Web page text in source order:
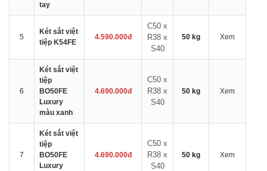
tay
5
Két sắt việt
tiệp K54FE
4.590.000đ
C50 x
R38 x
S40
50 kg Xem
6
Két sắt việt
tiệp
BO50FE
Luxury
màu xanh
4.690.000đ
C50 x
R38 x
S40
50 kg Xem
7
Két sắt việt
tiệp
BO50FE
Luxury
4.690.000đ
C50 x
R38 x
S40
50 kg Xem